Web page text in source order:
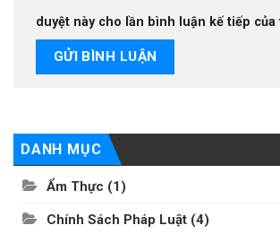
duyệt này cho lần bình luận kế tiếp của
DANH MỤC
Ẩm Thực (1)
Chính Sách Pháp Luật (4)